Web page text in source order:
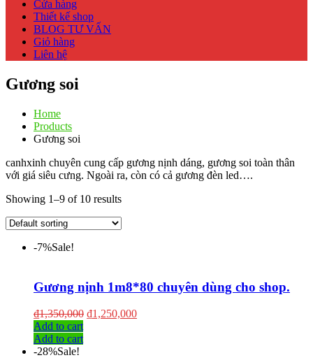
Cửa hàng
Thiết kế shop
BLOG TƯ VẤN
Giỏ hàng
Liên hệ
Gương soi
Home
Products
Gương soi
canhxinh chuyên cung cấp gương nịnh dáng, gương soi toàn thân
với giá siêu cưng. Ngoài ra, còn có cả gương đèn led….
Showing 1–9 of 10 results
-7%Sale!
Gương nịnh 1m8*80 chuyên dùng cho shop.
₫1,350,000 ₫1,250,000
Add to cart
Add to cart
-28%Sale!